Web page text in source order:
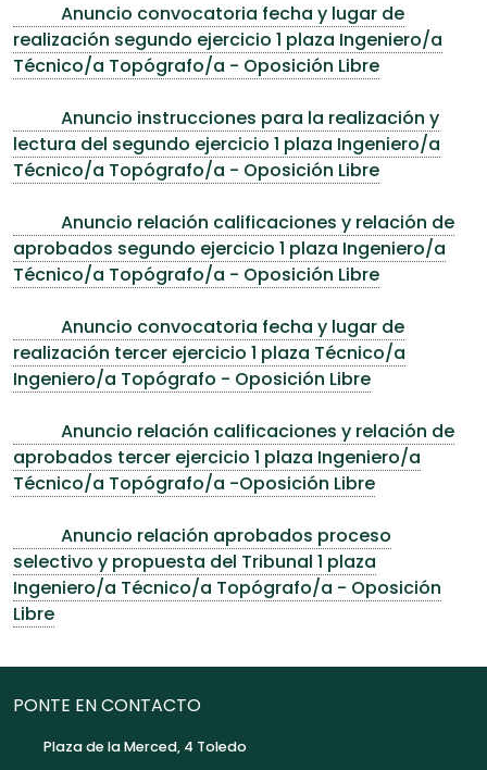
Anuncio convocatoria fecha y lugar de
realización segundo ejercicio 1 plaza Ingeniero/a
Técnico/a Topógrafo/a - Oposición Libre
Anuncio instrucciones para la realización y
lectura del segundo ejercicio 1 plaza Ingeniero/a
Técnico/a Topógrafo/a - Oposición Libre
Anuncio relación calificaciones y relación de
aprobados segundo ejercicio 1 plaza Ingeniero/a
Técnico/a Topógrafo/a - Oposición Libre
Anuncio convocatoria fecha y lugar de
realización tercer ejercicio 1 plaza Técnico/a
Ingeniero/a Topógrafo - Oposición Libre
Anuncio relación calificaciones y relación de
aprobados tercer ejercicio 1 plaza Ingeniero/a
Técnico/a Topógrafo/a -Oposición Libre
Anuncio relación aprobados proceso
selectivo y propuesta del Tribunal 1 plaza
Ingeniero/a Técnico/a Topógrafo/a - Oposición
Libre
PONTE EN CONTACTO
Plaza de la Merced, 4 Toledo